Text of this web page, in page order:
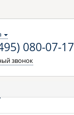
080-07-17
звонок